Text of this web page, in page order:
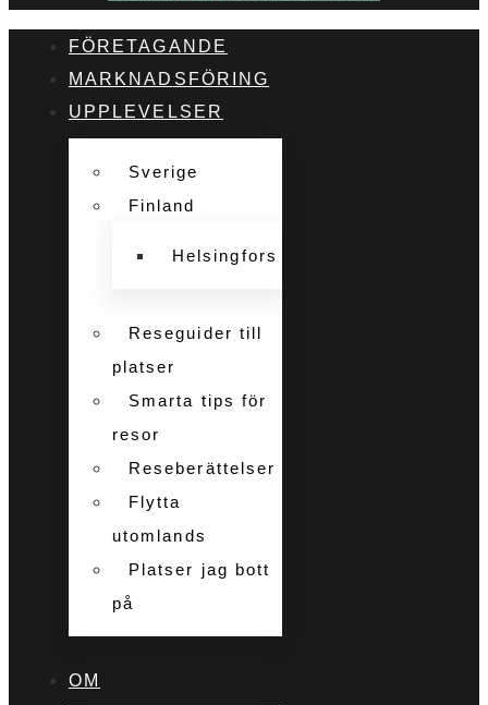
FÖRETAGANDE
MARKNADSFÖRING
UPPLEVELSER
Sverige
Finland
Helsingfors
Reseguider till
platser
Smarta tips för
resor
Reseberättelser
Flytta
utomlands
Platser jag bott
på
OM